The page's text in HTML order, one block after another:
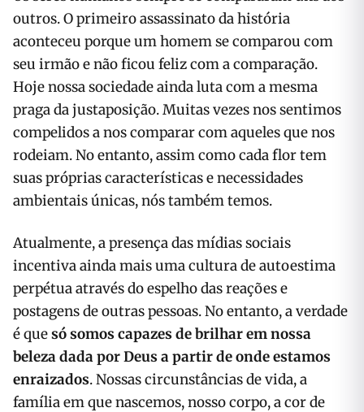
outros. O primeiro assassinato da história
aconteceu porque um homem se comparou com
seu irmão e não ficou feliz com a comparação.
Hoje nossa sociedade ainda luta com a mesma
praga da justaposição. Muitas vezes nos sentimos
compelidos a nos comparar com aqueles que nos
rodeiam. No entanto, assim como cada flor tem
suas próprias características e necessidades
ambientais únicas, nós também temos.
Atualmente, a presença das mídias sociais
incentiva ainda mais uma cultura de autoestima
perpétua através do espelho das reações e
postagens de outras pessoas. No entanto, a verdade
é quesó somos capazes de brilhar em nossa
beleza dada por Deus a partir de onde estamos
enraizados. Nossas circunstâncias de vida, a
família em que nascemos, nosso corpo, a cor de